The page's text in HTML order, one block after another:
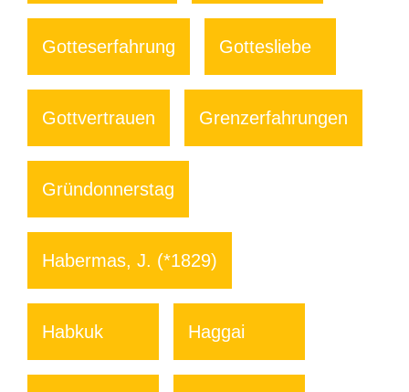
Gotteserfahrung Gottesliebe
Gottvertrauen Grenzerfahrungen
Gründonnerstag
Habermas, J. (*1829)
Habkuk Haggai